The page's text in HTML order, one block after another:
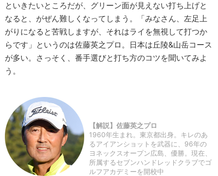
といきたいところだが、グリーン面が見えない打ち上げと
なると、がぜん難しくなってしまう。「みなさん、左足上
がりになると苦戦しますが、それはライを無視して打つか
らです」というのは佐藤英之プロ。日本は丘陵&山岳コース
が多い。さっそく、番手選びと打ち方のコツを聞いてみよ
う。
【解説】佐藤英之プロ
1960年生まれ。東京都出身。キレのあ
るアイアンショットを武器に、96年の
ヨネックスオープン広島、優勝。現在、
所属するセブンハンドレッドクラブでゴ
ルフアカデミーを開校中